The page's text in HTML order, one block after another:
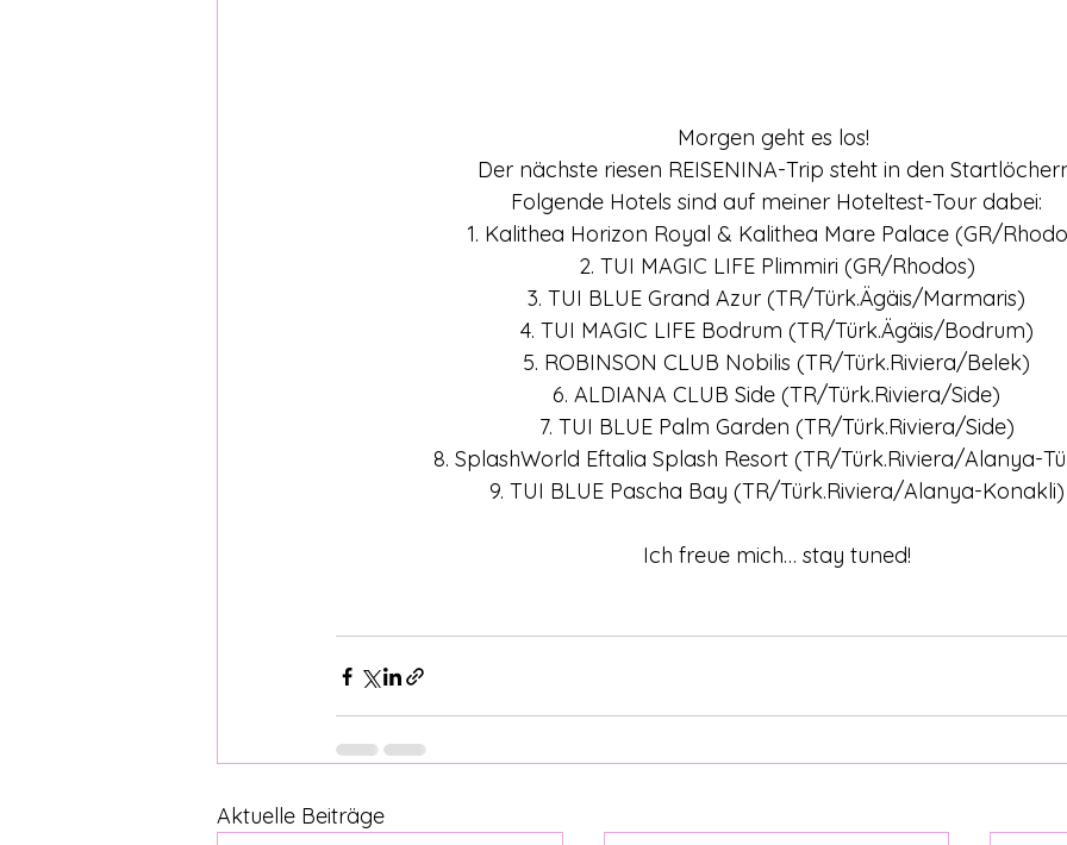
Morgen geht es los!
Der nächste riesen REISENINA-Trip steht in den
Folgende Hotels sind auf meiner Hoteltest-Tour dabei:
1. Kalithea Horizon Royal & Kalithea Mare Palace (GR/
2. TUI MAGIC LIFE Plimmiri (GR/Rhodos)
3. TUI BLUE Grand Azur (TR/Türk.Ägäis/Marmaris)
4. TUI MAGIC LIFE Bodrum (TR/Türk.Ägäis/Bodrum)
5. ROBINSON CLUB Nobilis (TR/Türk.Riviera/Belek)
6. ALDIANA CLUB Side (TR/Türk.Riviera/Side)
7. TUI BLUE Palm Garden (TR/Türk.Riviera/Side)
8. SplashWorld Eftalia Splash Resort (TR/Türk.Riviera/Alanya-
9. TUI BLUE Pascha Bay (TR/Türk.Riviera/Alanya-Konakli)
Ich freue mich… stay tuned!
Aktuelle Beiträge